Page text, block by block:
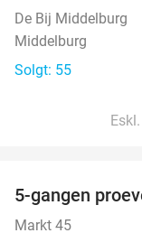
De Bij Middelburg
Middelburg
Solgt: 55
5-gangen
Markt 45